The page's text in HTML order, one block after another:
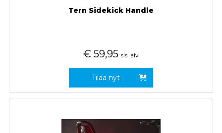
Tern Sidekick Handle
€ 59,95 sis. alv
Tilaa nyt